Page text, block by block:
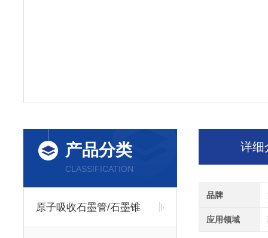
产品分类
CLASSIFICATION
原子吸收石墨管/石墨锥
详细
品牌
应用领域